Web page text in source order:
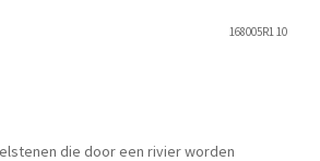
168005R1 10
die door een rivier worden